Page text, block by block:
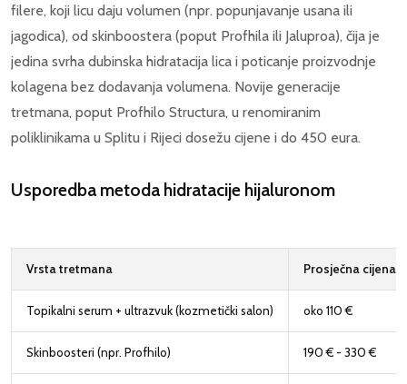
filere, koji licu daju volumen (npr. popunjavanje usana ili
jagodica), od skinboostera (poput Profhila ili Jaluproa), čija je
jedina svrha dubinska hidratacija lica i poticanje proizvodnje
kolagena bez dodavanja volumena. Novije generacije
tretmana, poput Profhilo Structura, u renomiranim
poliklinikama u Splitu i Rijeci dosežu cijene i do 450 eura.
Usporedba metoda hidratacije hijaluronom
Vrsta tretmana Prosječna cijena
Topikalni serum + ultrazvuk (kozmetički salon) oko 110 €
Skinboosteri (npr. Profhilo) 190 € - 330 €